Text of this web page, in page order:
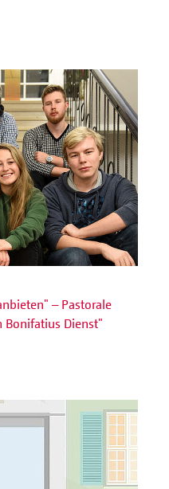
– Pastorale
Bonifatius Dienst"